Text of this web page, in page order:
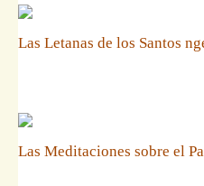
Las Letanas de los Santos
Las Meditaciones sobre el